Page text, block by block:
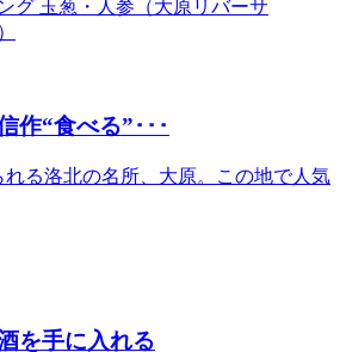
作“食べる”･･･
る洛北の名所、大原。この地で人気
を手に入れる